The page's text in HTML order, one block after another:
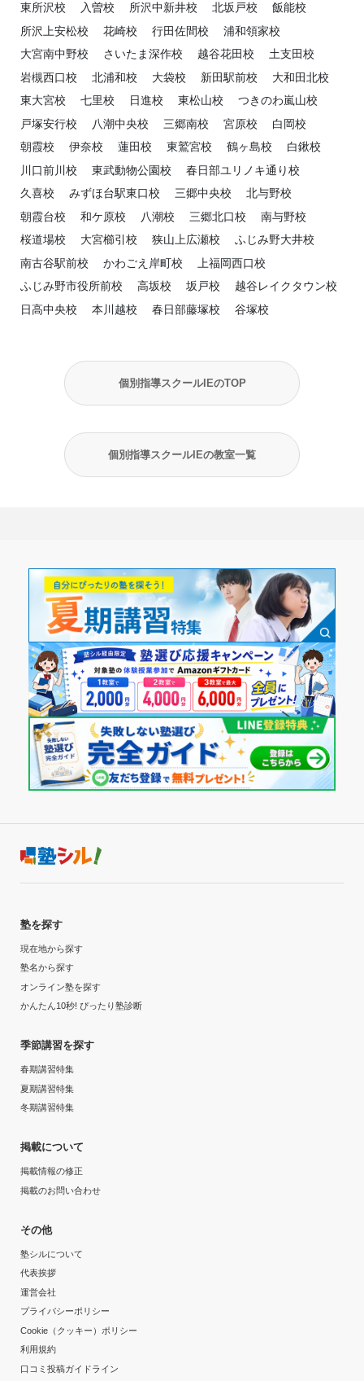
東所沢校
入曽校 所沢中新井校 北坂戸校
飯能校
所沢上安松校
花崎校 行田佐間校
浦和領家校
大宮南中野校
さいたま深作校 越谷花田校
土支田校
岩槻西口校
北浦和校 大袋校 新田駅前校
大和田北校
東大宮校
七里校 日進校 東松山校
つきのわ嵐山校
戸塚安行校
八潮中央校 三郷南校 宮原校
白岡校
朝霞校
伊奈校 蓮田校 東鷲宮校 鶴ヶ島校
白鍬校
川口前川校
東武動物公園校
春日部ユリノキ通り校
久喜校
みずほ台駅東口校 三郷中央校
北与野校
朝霞台校
和ケ原校 八潮校 三郷北口校
南与野校
桜道場校
大宮櫛引校 狭山上広瀬校
ふじみ野大井校
南古谷駅前校
かわごえ岸町校
上福岡西口校
ふじみ野市役所前校
高坂校 坂戸校
越谷レイクタウン校
日高中央校
本川越校 春日部藤塚校 谷塚校
個別指導スクールIEのTOP
個別指導スクールIEの教室一覧
塾を探す
現在地から探す
塾名から探す
オンライン塾を探す
かんたん10秒! ぴったり塾診断
季節講習を探す
春期講習特集
夏期講習特集
冬期講習特集
掲載について
掲載情報の修正
掲載のお問い合わせ
その他
塾シルについて
代表挨拶
運営会社
プライバシーポリシー
Cookie（クッキー）ポリシー
利用規約
口コミ投稿ガイドライン